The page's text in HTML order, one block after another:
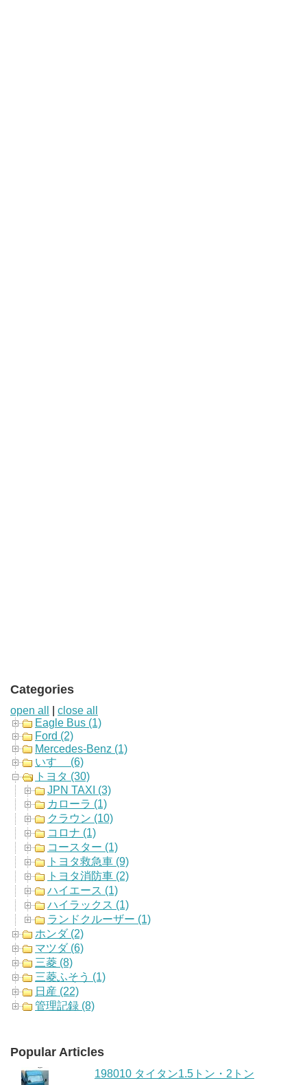
Categories
open all
close all
Eagle Bus (1)
Ford (2)
Mercedes-Benz (1)
いすゞ (6)
トヨタ (30)
JPN TAXI (3)
カローラ (1)
クラウン (10)
コロナ (1)
コースター (1)
トヨタ救急車 (9)
トヨタ消防車 (2)
ハイエース (1)
ハイラックス (1)
ランドクルーザー (1)
ホンダ (2)
マツダ (6)
三菱 (8)
三菱ふそう (1)
日産 (22)
管理記録 (8)
Popular Articles
198010 タイタン1.5トン・2トン